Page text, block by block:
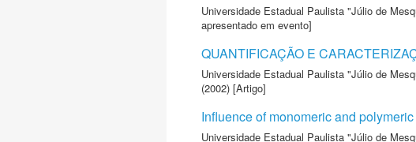
Universidade Estadual Paulista "Júlio de
apresentado em evento]
QUANTIFICAÇÃO E
Universidade Estadual Paulista "Júlio de
(2002) [Artigo]
Influence of monomeric and
Universidade Estadual Paulista "Júlio de